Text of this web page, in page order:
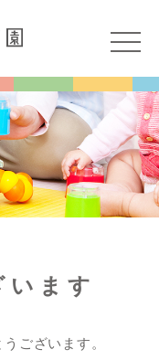
ます
ございます。